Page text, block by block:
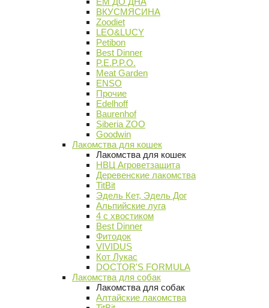
ВКУСМЯСИНА
Zoodiet
LEO&LUCY
Petibon
Best Dinner
P.E.P.P.O.
Meat Garden
ENSO
Прочие
Edelhoff
Baurenhof
Siberia ZOO
Goodwin
Лакомства для кошек
Лакомства для кошек
НВЦ Агроветзащита
Деревенские лакомства
TitBit
Эдель Кет, Эдель Дог
Альпийские луга
4 с хвостиком
Best Dinner
Фитодок
VIVIDUS
Кот Лукас
DOCTOR'S FORMULA
Лакомства для собак
Лакомства для собак
Алтайские лакомства